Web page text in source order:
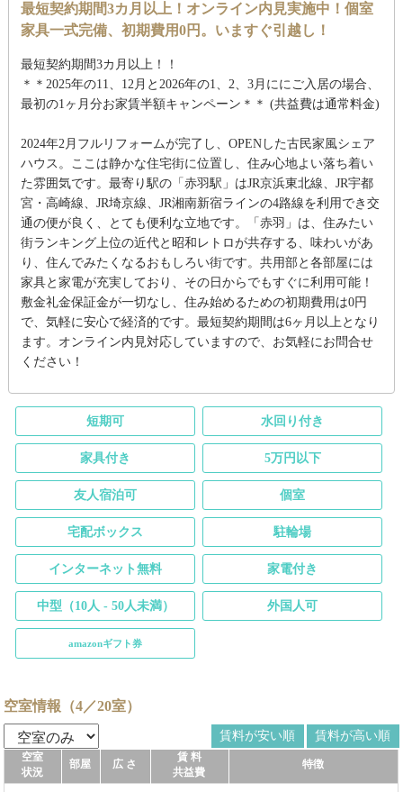
最短契約期間3カ月以上！オンライン内見実施中！個室
家具一式完備、初期費用0円。いますぐ引越し！
最短契約期間3カ月以上！！
＊＊2025年の11、12月と2026年の1、2、3月ににご入居の場合、
最初の1ヶ月分お家賃半額キャンペーン＊＊ (共益費は通常料金)
2024年2月フルリフォームが完了し、OPENした古民家風シェア
ハウス。ここは静かな住宅街に位置し、住み心地よい落ち着い
た雰囲気です。最寄り駅の「赤羽駅」はJR京浜東北線、JR宇都
宮・高崎線、JR埼京線、JR湘南新宿ラインの4路線を利用でき交
通の便が良く、とても便利な立地です。「赤羽」は、住みたい
街ランキング上位の近代と昭和レトロが共存する、味わいがあ
り、住んでみたくなるおもしろい街です。共用部と各部屋には
家具と家電が充実しており、その日からでもすぐに利用可能！
敷金礼金保証金が一切なし、住み始めるための初期費用は0円
で、気軽に安心で経済的です。最短契約期間は6ヶ月以上となり
ます。オンライン内見対応していますので、お気軽にお問合せ
ください！
短期可 水回り付き
家具付き 5万円以下
友人宿泊可 個室
宅配ボックス 駐輪場
インターネット無料 家電付き
中型（10人 - 50人未満） 外国人可
amazonギフト券
空室情報（4／20室）
賃料が安い順 賃料が高い順
空室
状況
部屋 広 さ
賃 料
共益費
特徴